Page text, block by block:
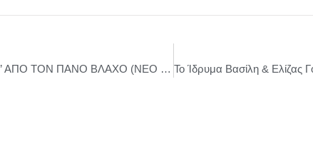
”ΠΛΗΓΗ ΕΜΠΝΕΥΣΗΣ” ΑΠΟ ΤΟΝ ΠΑΝΟ ΒΛΑΧΟ (ΝΕΟ ALBUM)